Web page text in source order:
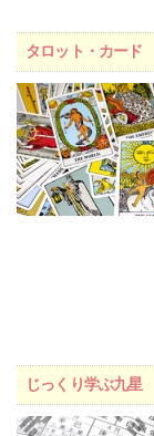
タロット・カード
じっくり学ぶ九星